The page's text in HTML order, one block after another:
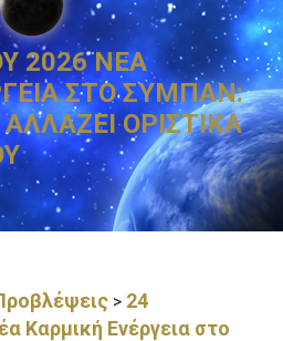
2026 ΝΕΑ
ΣΤΟ ΣΥΜΠΑΝ:
ΟΡΙΣΤΙΚΑ
> 24
Καρμική Ενέργεια στο